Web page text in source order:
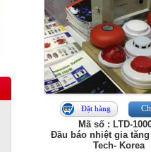
Đặt hàng
Mã số : LTD-
Đầu báo nhiệt gia tăng
Tech- Korea